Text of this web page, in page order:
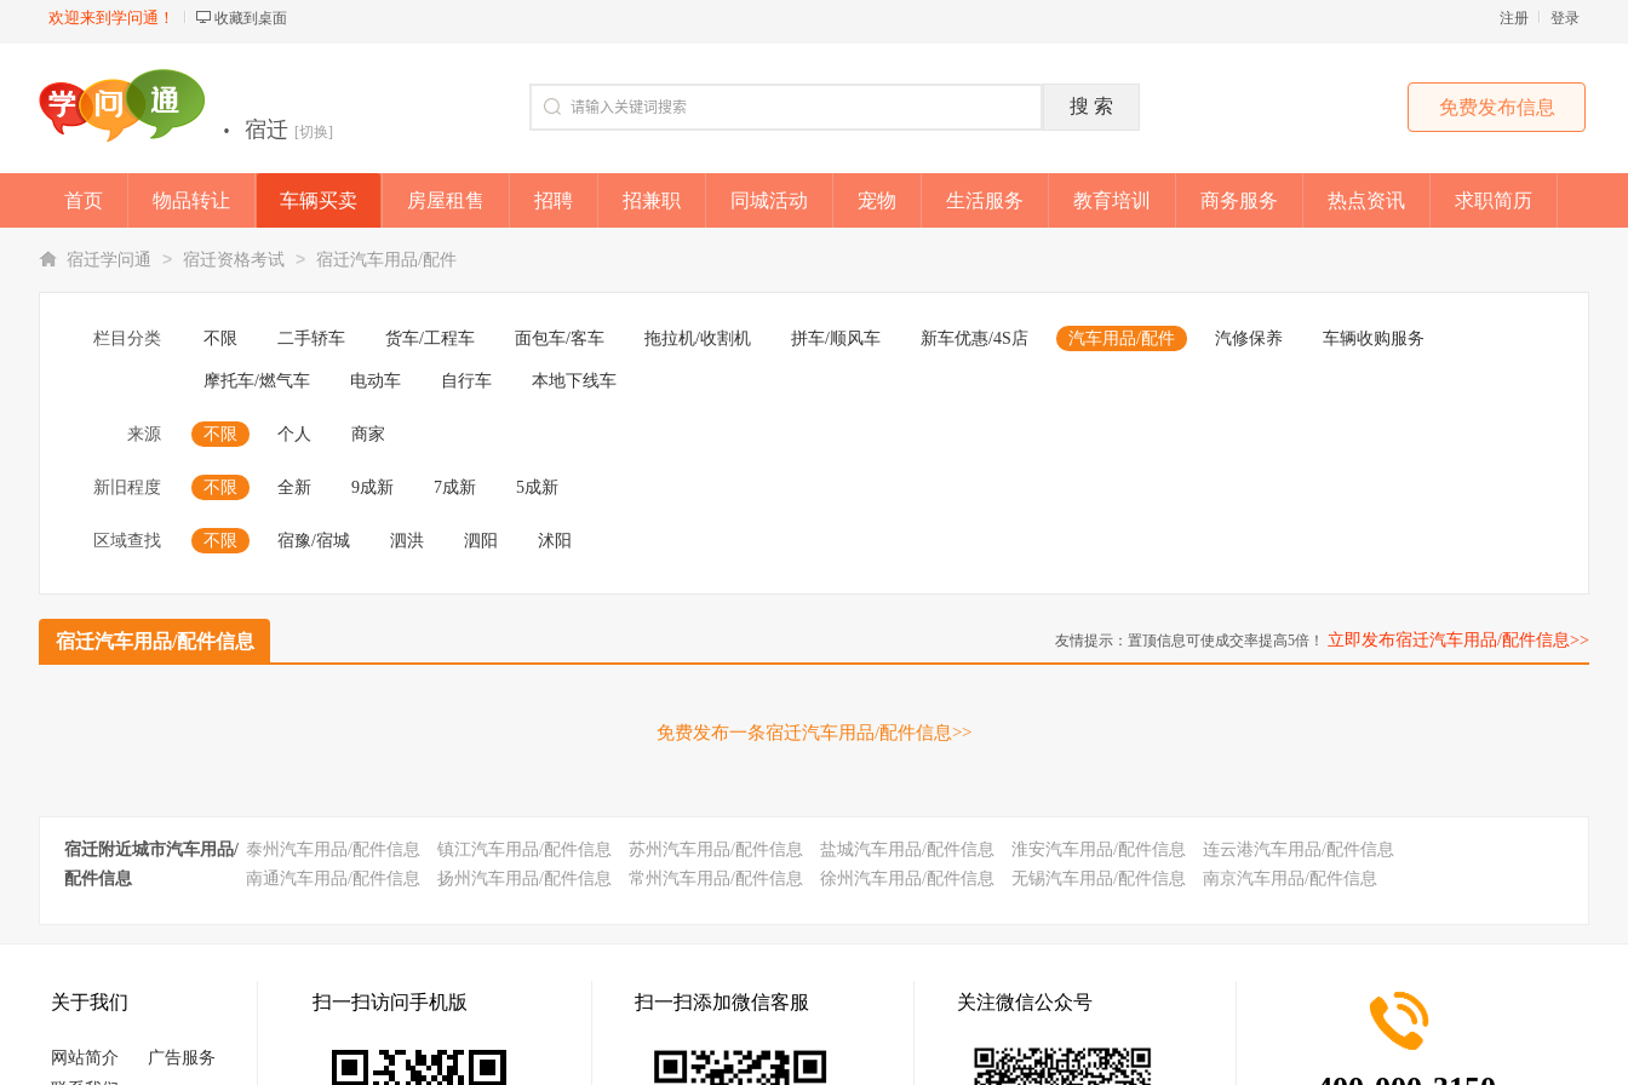
欢迎来到学问通！ 收藏到桌面 登录
注册
免费发布信息
· 宿迁 [切换]
首页 物品转让 车辆买卖 房屋租售 招聘 招兼职 同城活动 宠物 生活服务 教育培训 商务服务 热点资讯 求职简历
店铺
宿迁学问通 > 宿迁资格考试 > 宿迁汽车用品/配件
栏目分类 不限 二手轿车 货车/工程车 面包车/客车 拖拉机/收割机 拼车/顺风车 新车优惠/4S店 汽车用品/配件 汽修保养 车辆收购服务
摩托车/燃气车 电动车 自行车 本地下线车
来源 不限 个人 商家
新旧程度 不限 全新 9成新 7成新 5成新
区域查找 不限 宿豫/宿城 泗洪 泗阳 沭阳
宿迁汽车用品/配件信息 友情提示：置顶信息可使成交率提高5倍！ 立即发布宿迁汽车用品/配件信息>>
免费发布一条宿迁汽车用品/配件信息>>
宿迁附近城市汽车用品/
配件信息
泰州汽车用品/配件信息 镇江汽车用品/配件信息 苏州汽车用品/配件信息 盐城汽车用品/配件信息 淮安汽车用品/配件信息
连云港汽车用品/配件信息
南通汽车用品/配件信息
扬州汽车用品/配件信息 常州汽车用品/配件信息 徐州汽车用品/配件信息 无锡汽车用品/配件信息 南京汽车用品/配件信息
关于我们
网站简介
广告服务
扫一扫访问手机版 扫一扫添加微信客服 关注微信公众号